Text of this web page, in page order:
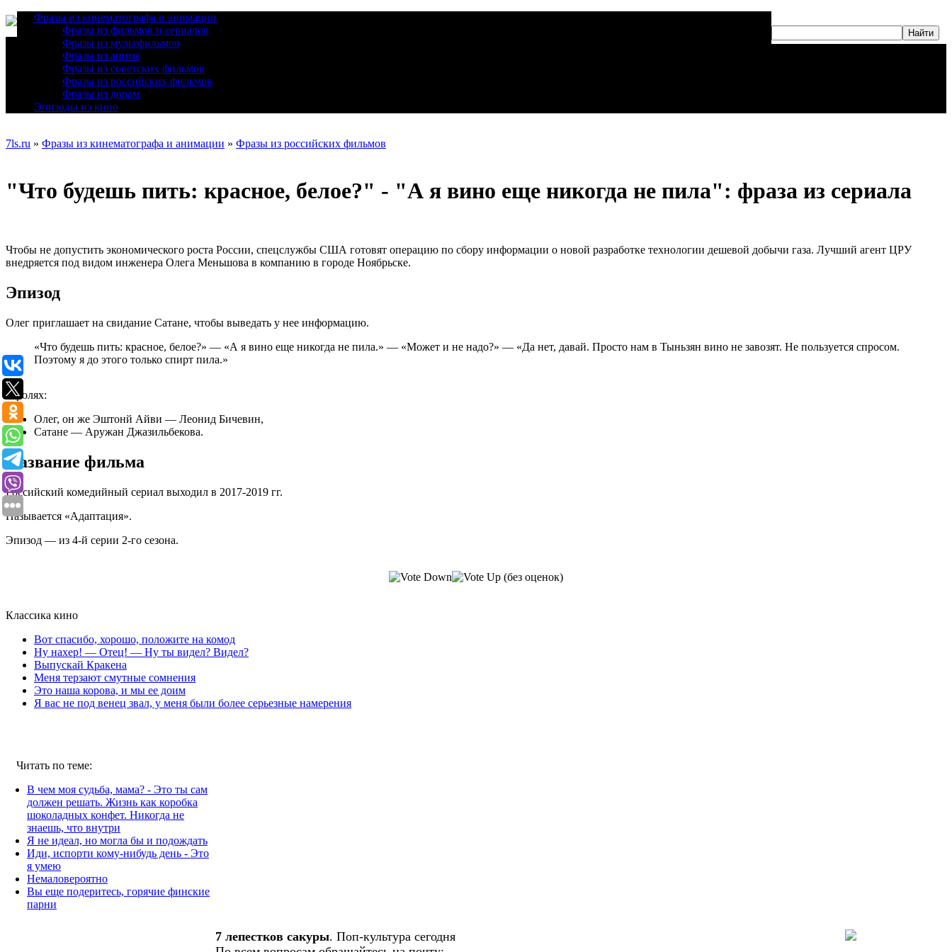
Фразы из кинематографа и анимации
Фразы из фильмов и сериалов
Фразы из мультфильмов
Фразы из аниме
Фразы из советских фильмов
Фразы из российских фильмов
Фразы из дорам
Эпизоды из кино
7ls.ru » Фразы из кинематографа и анимации » Фразы из российских фильмов
"Что будешь пить: красное, белое?" - "А я вино еще никогда не пила": фраза из сериала
Чтобы не допустить экономического роста России, спецслужбы США готовят операцию по сбору информации о новой разработке технологии дешевой добычи газа. Лучший агент ЦРУ
внедряется под видом инженера Олега Меньшова в компанию в городе Ноябрьске.
Эпизод
Олег приглашает на свидание Сатане, чтобы выведать у нее информацию.
«Что будешь пить: красное, белое?» — «А я вино еще никогда не пила.» — «Может и не надо?» — «Да нет, давай. Просто нам в Тыньзян вино не завозят. Не пользуется спросом.
Поэтому я до этого только спирт пила.»
В ролях:
Олег, он же Эштонй Айви — Леонид Бичевин,
Сатане — Аружан Джазильбекова.
Название фильма
Российский комедийный сериал выходил в 2017-2019 гг.
Называется «Адаптация».
Эпизод — из 4-й серии 2-го сезона.
(без оценок)
Классика кино
Вот спасибо, хорошо, положите на комод
Ну нахер! — Отец! — Ну ты видел? Видел?
Выпускай Кракена
Меня терзают смутные сомнения
Это наша корова, и мы ее доим
Я вас не под венец звал, у меня были более серьезные намерения
Читать по теме:
В чем моя судьба, мама? - Это ты сам
должен решать. Жизнь как коробка
шоколадных конфет. Никогда не
знаешь, что внутри
Я не идеал, но могла бы и подождать
Иди, испорти кому-нибудь день - Это
я умею
Немаловероятно
Вы еще подеритесь, горячие финские
парни
7 лепестков сакуры. Поп-культура сегодня